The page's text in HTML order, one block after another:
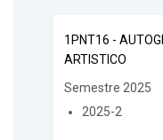
1PNT16 -
ARTISTICO
Semestre 2025
2025-2